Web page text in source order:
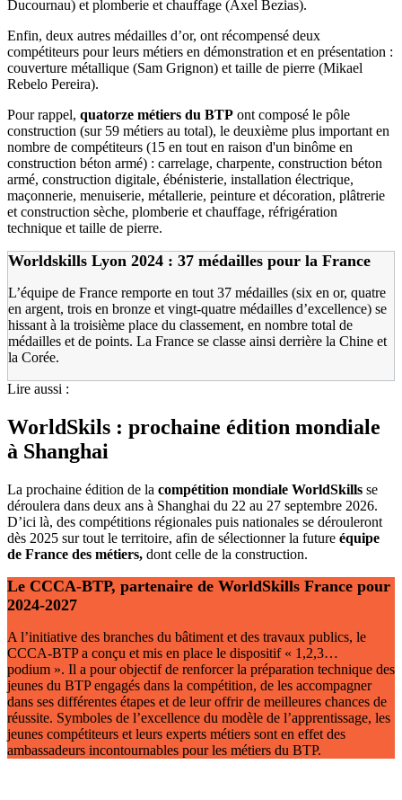
Ducournau) et plomberie et chauffage (Axel Bezias).
Enfin, deux autres médailles d’or, ont récompensé deux
compétiteurs pour leurs métiers en démonstration et en présentation :
couverture métallique (Sam Grignon) et taille de pierre (Mikael
Rebelo Pereira).
Pour rappel, quatorze métiers du BTP ont composé le pôle
construction (sur 59 métiers au total), le deuxième plus important en
nombre de compétiteurs (15 en tout en raison d'un binôme en
construction béton armé) : carrelage, charpente, construction béton
armé, construction digitale, ébénisterie, installation électrique,
maçonnerie, menuiserie, métallerie, peinture et décoration, plâtrerie
et construction sèche, plomberie et chauffage, réfrigération
technique et taille de pierre.
Worldskills Lyon 2024 : 37 médailles pour la France
L’équipe de France remporte en tout 37 médailles (six en or, quatre
en argent, trois en bronze et vingt-quatre médailles d’excellence) se
hissant à la troisième place du classement, en nombre total de
médailles et de points. La France se classe ainsi derrière la Chine et
la Corée.
Lire aussi :
WorldSkils : prochaine édition mondiale
à Shanghai
La prochaine édition de la compétition mondiale WorldSkills se
déroulera dans deux ans à Shanghai du 22 au 27 septembre 2026.
D’ici là, des compétitions régionales puis nationales se dérouleront
dès 2025 sur tout le territoire, afin de sélectionner la future équipe
de France des métiers, dont celle de la construction.
Le CCCA-BTP, partenaire de WorldSkills France pour
2024-2027
A l’initiative des branches du bâtiment et des travaux publics, le
CCCA-BTP a conçu et mis en place le dispositif « 1,2,3…
podium ». Il a pour objectif de renforcer la préparation technique des
jeunes du BTP engagés dans la compétition, de les accompagner
dans ses différentes étapes et de leur offrir de meilleures chances de
réussite. Symboles de l’excellence du modèle de l’apprentissage, les
jeunes compétiteurs et leurs experts métiers sont en effet des
ambassadeurs incontournables pour les métiers du BTP.